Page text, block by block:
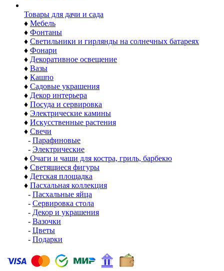
Товары для дачи и сада
♦ Мебель
♦ Фонтаны
♦ Светильники и гирлянды на солнечных батареях
♦ Фонари
♦ Декоративное освещение
♦ Вазы
♦ Кашпо
♦ Садовые украшения
♦ Декор интерьера
♦ Посуда и сервировка
♦ Электрические камины
♦ Искусственные растения
♦ Свечи
- Парафиновые
- Электрические
♦ Очаги и чаши для костра, гриль, барбекю
♦ Светящиеся фигуры
♦ Детская площадка
♦ Пасхальная коллекция
- Пасхальные яйца
- Сервировка стола
- Декор и украшения
- Вазочки
- Цветы
- Подарки